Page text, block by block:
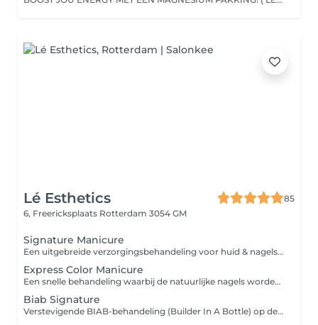
Lé Esthetics
85
6, Freericksplaats Rotterdam 3054 GM
Signature Manicure
Een uitgebreide verzorgingsbehandeling voor huid & nagels. Inclusief nagelvorming, nagelriemverzorging, verzorging van de handen en afwerking met verzorgende producten. De behandeling is ook te combineren met een gelcolor kleur naar keuze. Heeft u nog gelcolor op de nagels? Boek dan ook de verwijdering bij zodat er voldoende tijd voorzien kan worden voor je behandeling.
Express Color Manicure
Een snelle behandeling waarbij de natuurlijke nagels worden voorbereid en afgewerkt met Gelcolor. Ideaal voor wie landurig gelakte nagels wenst zonder uitgebreide manicure. Heeft u nog gelcolor op de nagels? Boek dan ook de verwijdering bij zodat er voldoende tijd voorzien kan worden voor je behandeling.
Biab Signature
Verstevigende BIAB-behandeling (Builder In A Bottle) op de natuurlijke nagels. Ideaal voor het versterken en laten groeien van de eigen nagels. Behandeling is inclusief uitgebreide manicure en te combineren met een gellak kleur naar keuze.